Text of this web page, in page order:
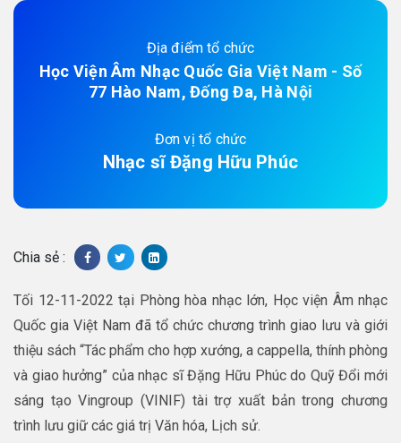
Địa điểm tổ chức
Học Viện Âm Nhạc Quốc Gia Việt Nam - Số
77 Hào Nam, Đống Đa, Hà Nội
Đơn vị tổ chức
Nhạc sĩ Đặng Hữu Phúc
Chia sẻ :
Tối 12-11-2022 tại Phòng hòa nhạc lớn, Học viện Âm nhạc
Quốc gia Việt Nam đã tổ chức chương trình giao lưu và giới
thiệu sách “Tác phẩm cho hợp xướng, a cappella, thính phòng
và giao hưởng” của nhạc sĩ Đặng Hữu Phúc do Quỹ Đổi mới
sáng tạo Vingroup (VINIF) tài trợ xuất bản trong chương
trình lưu giữ các giá trị Văn hóa, Lịch sử.